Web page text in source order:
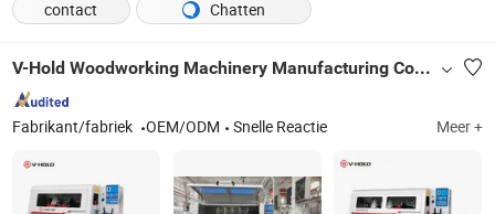
contact Chatten
V-Hold Woodworking Machinery Manufacturing Co., Ltd
Fabrikant/fabriek OEM/ODM Snelle Reactie Meer +